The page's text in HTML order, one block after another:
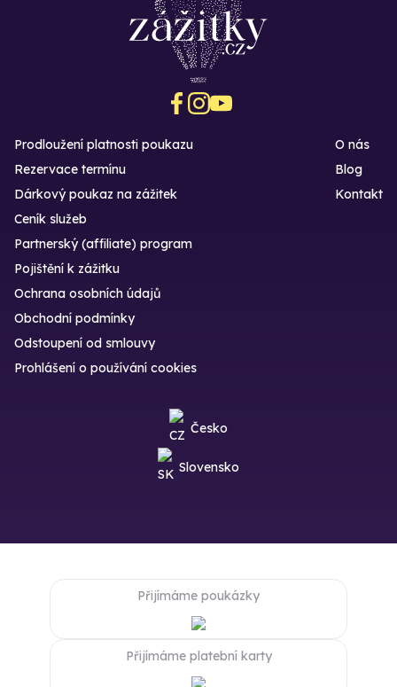
Prodloužení platnosti poukazu
Rezervace termínu
Dárkový poukaz na zážitek
O nás
Blog
Kontakt
Ceník služeb
Partnerský (affiliate) program
Pojištění k zážitku
Ochrana osobních údajů
Obchodní podmínky
Odstoupení od smlouvy
Prohlášení o používání cookies
Česko
Slovensko
Přijímáme poukázky
Přijímáme platební karty